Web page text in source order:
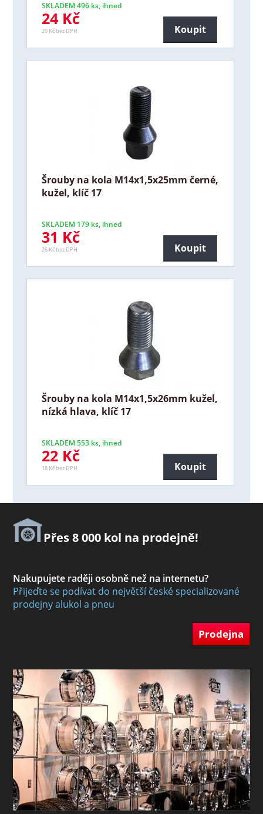
SKLADEM 496 ks, ihned
24 Kč
20 Kč bez DPH Koupit
Šrouby na kola M14x1,5x25mm černé,
kužel, klíč 17
SKLADEM 179 ks, ihned
31 Kč
26 Kč bez DPH Koupit
Šrouby na kola M14x1,5x26mm kužel,
nízká hlava, klíč 17
SKLADEM 553 ks, ihned
22 Kč
18 Kč bez DPH Koupit
Přes 8 000 kol na prodejně!
Nakupujete raději osobně než na internetu?
Přijeďte se podívat do největší české specializované
prodejny alukol a pneu
Prodejna